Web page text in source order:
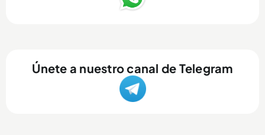
Únete a nuestro canal de Telegram